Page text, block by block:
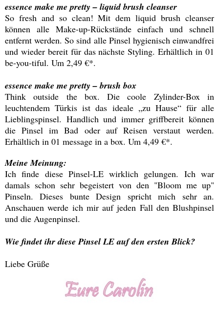
essence make me pretty – liquid brush cleanser
So fresh and so clean! Mit dem liquid brush cleanser
können alle Make-up-Rückstände einfach und schnell
entfernt werden. So sind alle Pinsel hygienisch einwandfrei
und wieder bereit für das nächste Styling. Erhältlich in 01
be-you-tiful. Um 2,49 €*.
essence make me pretty – brush box
Think outside the box. Die coole Zylinder-Box in
leuchtendem Türkis ist das ideale „zu Hause“ für alle
Lieblingspinsel. Handlich und immer griffbereit können
die Pinsel im Bad oder auf Reisen verstaut werden.
Erhältlich in 01 message in a box. Um 4,49 €*.
Meine Meinung:
Ich finde diese Pinsel-LE wirklich gelungen. Ich war
damals schon sehr begeistert von den "Bloom me up"
Pinseln. Dieses bunte Design spricht mich sehr an.
Anschauen werde ich mir auf jeden Fall den Blushpinsel
und die Augenpinsel.
Wie findet ihr diese Pinsel LE auf den ersten Blick?
Liebe Grüße